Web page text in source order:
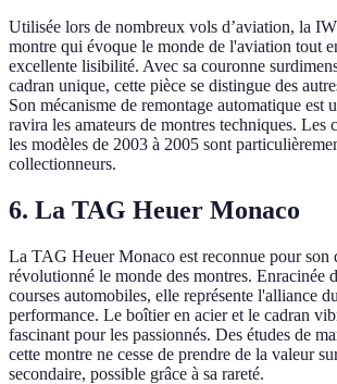
Utilisée lors de nombreux vols d’aviation, la
montre qui évoque le monde de l'aviation tout
excellente lisibilité. Avec sa couronne
cadran unique, cette pièce se distingue des
Son mécanisme de remontage automatique est
ravira les amateurs de montres techniques. Les
les modèles de 2003 à 2005 sont
collectionneurs.
6. La TAG Heuer Monaco
La TAG Heuer Monaco est reconnue pour son
révolutionné le monde des montres. Enracinée
courses automobiles, elle représente l'alliance
performance. Le boîtier en acier et le cadran
fascinant pour les passionnés. Des études de
cette montre ne cesse de prendre de la valeur
secondaire, possible grâce à sa rareté.